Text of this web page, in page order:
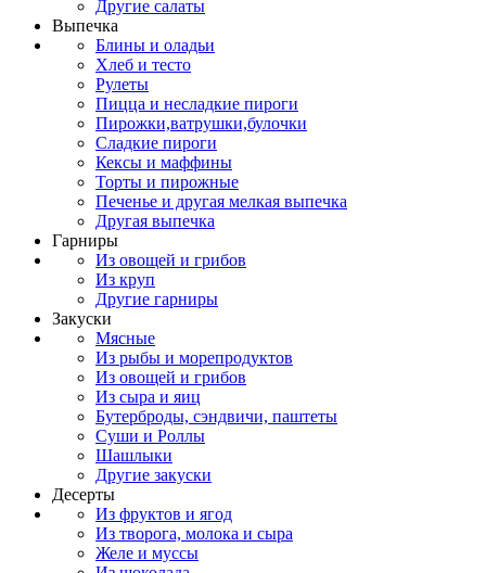
Другие салаты
Выпечка
Блины и оладьи
Хлеб и тесто
Рулеты
Пицца и несладкие пироги
Пирожки,ватрушки,булочки
Сладкие пироги
Кексы и маффины
Торты и пирожные
Печенье и другая мелкая выпечка
Другая выпечка
Гарниры
Из овощей и грибов
Из круп
Другие гарниры
Закуски
Мясные
Из рыбы и морепродуктов
Из овощей и грибов
Из сыра и яиц
Бутерброды, сэндвичи, паштеты
Суши и Роллы
Шашлыки
Другие закуски
Десерты
Из фруктов и ягод
Из творога, молока и сыра
Желе и муссы